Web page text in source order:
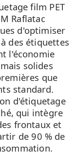
film PET
Raflatac
d'optimiser
des étiquettes
l'économie
solides
que
standard.
d'étiquetage
qui intègre
frontaux et
de 90 % de